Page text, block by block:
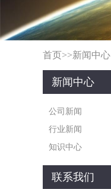
首页>>新闻中心
新闻中心
公司新闻
行业新闻
知识中心
联系我们